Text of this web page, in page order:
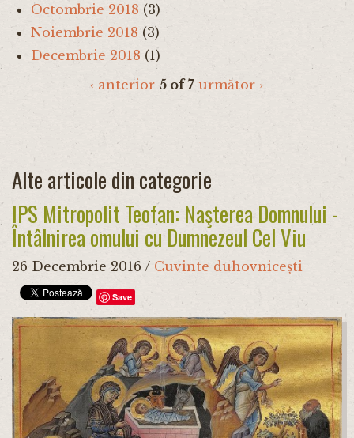
Octombrie 2018 (3)
Noiembrie 2018 (3)
Decembrie 2018 (1)
‹ anterior 5 of 7 următor ›
Alte articole din categorie
IPS Mitropolit Teofan: Naşterea Domnului -
Întâlnirea omului cu Dumnezeul Cel Viu
26 Decembrie 2016 / Cuvinte duhovnicești
Save